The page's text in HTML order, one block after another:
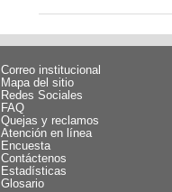
Correo institucional
Mapa del sitio
Redes Sociales
FAQ
Quejas y reclamos
Atención en línea
Encuesta
Contáctenos
Estadísticas
Glosario